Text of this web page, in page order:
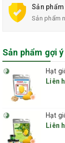
Sản
Sản phẩm
Sản phẩm gợi ý
Hạt
Liên
Hạt
Liên